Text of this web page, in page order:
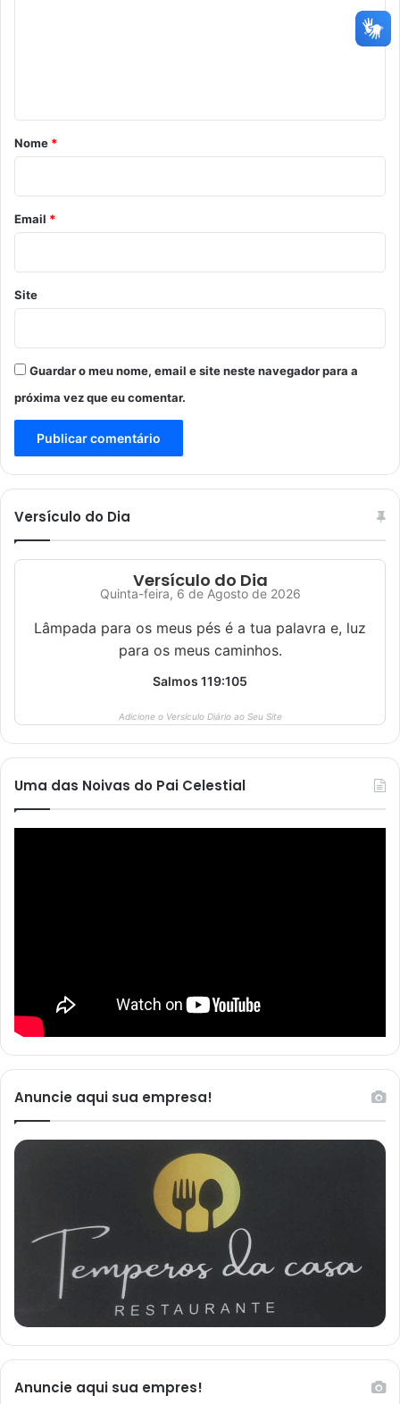
r
o
*
Nome *
Email *
Site
Guardar o meu nome, email e site neste navegador para a
próxima vez que eu comentar.
Versículo do Dia
Versículo do Dia
Quinta-feira, 6 de Agosto de 2026
Lâmpada para os meus pés é a tua palavra e, luz
para os meus caminhos.
Salmos 119:105
Adicione o Versículo Diário ao Seu Site
Uma das Noivas do Pai Celestial
Anuncie aqui sua empresa!
Anuncie aqui sua empres!